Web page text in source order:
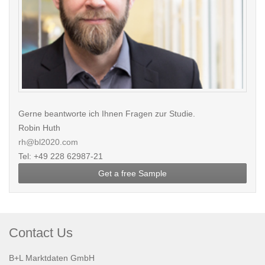
Gerne beantworte ich Ihnen Fragen zur Studie.
Robin Huth
rh@bl2020.com
Tel: +49 228 62987-21
Get a free Sample
Contact Us
B+L Marktdaten GmbH